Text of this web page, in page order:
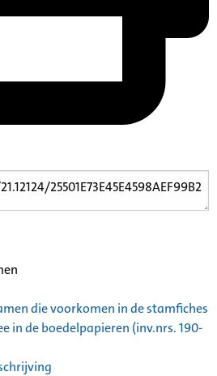
die voorkomen in de stamfiches
in de boedelpapieren (inv.nrs. 190-